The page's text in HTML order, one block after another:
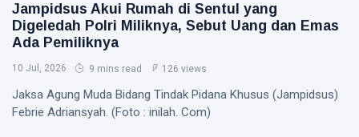
Jampidsus Akui Rumah di Sentul yang
Digeledah Polri Miliknya, Sebut Uang dan Emas
Ada Pemiliknya
10 Jul, 2026 9 mins read 126 views
Jaksa Agung Muda Bidang Tindak Pidana Khusus (Jampidsus)
Febrie Adriansyah. (Foto : inilah. Com)